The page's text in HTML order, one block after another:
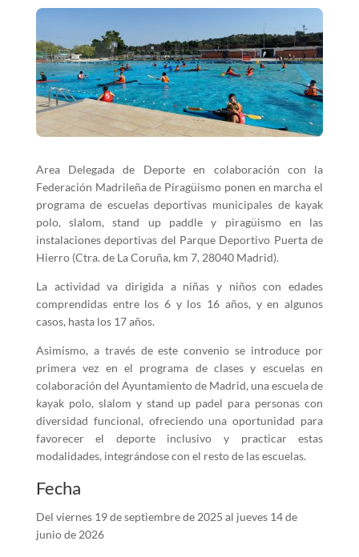
Area Delegada de Deporte en colaboración con la
Federación Madrileña de Piragüismo ponen en marcha el
programa de escuelas deportivas municipales de kayak
polo, slalom, stand up paddle y piragüismo en las
instalaciones deportivas del Parque Deportivo Puerta de
Hierro (Ctra. de La Coruña, km 7, 28040 Madrid).
La actividad va dirigida a niñas y niños con edades
comprendidas entre los 6 y los 16 años, y en algunos
casos, hasta los 17 años.
Asimismo, a través de este convenio se introduce por
primera vez en el programa de clases y escuelas en
colaboración del Ayuntamiento de Madrid, una escuela de
kayak polo, slalom y stand up padel para personas con
diversidad funcional, ofreciendo una oportunidad para
favorecer el deporte inclusivo y practicar estas
modalidades, integrándose con el resto de las escuelas.
Fecha
Del viernes 19 de septiembre de 2025 al jueves 14 de
junio de 2026